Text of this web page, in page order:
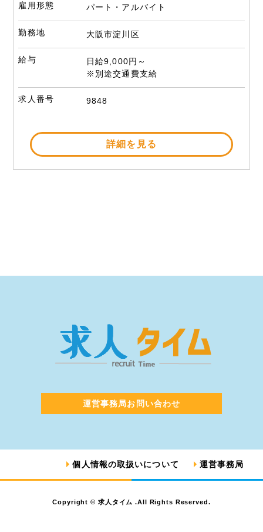
雇用形態 パート・アルバイト
勤務地 大阪市淀川区
給与
日給9,000円～
※別途交通費支給
求人番号 9848
詳細を見る
運営事務局お問い合わせ
個人情報の取扱いについて 運営事務局
Copyright © 求人タイム .All Rights Reserved.